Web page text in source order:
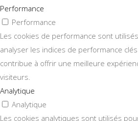
Performance
Performance
Les cookies de performance sont
analyser les indices de performance
contribue à offrir une meilleure
visiteurs.
Analytique
Analytique
Les cookies analytiques sont utilisés